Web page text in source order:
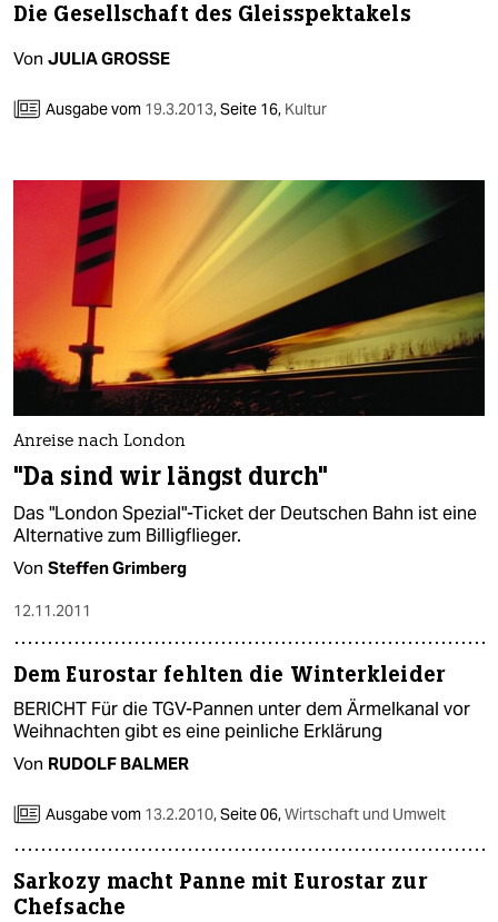
Die Gesellschaft des Gleisspektakels
Von JULIA GROSSE
Ausgabe vom 19.3.2013,Seite 16, Kultur
Anreise nach London
"Da sind wir längst durch"
Das "London Spezial"-Ticket der Deutschen Bahn ist eine
Alternative zum Billigflieger.
Von Steffen Grimberg
12.11.2011
Dem Eurostar fehlten die Winterkleider
BERICHT Für die TGV-Pannen unter dem Ärmelkanal vor
Weihnachten gibt es eine peinliche Erklärung
Von RUDOLF BALMER
Ausgabe vom 13.2.2010,Seite 06,Wirtschaft und Umwelt
Sarkozy macht Panne mit Eurostar zur
Chefsache